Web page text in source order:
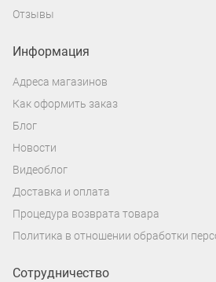
Отзывы
Информация
Адреса магазинов
Как оформить заказ
Блог
Новости
Видеоблог
Доставка и оплата
Процедура возврата товара
Политика в отношении обработки
Сотрудничество